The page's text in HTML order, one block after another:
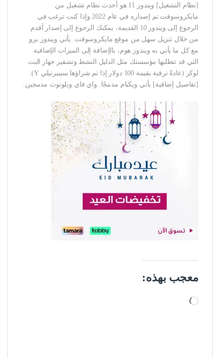
[نظام التشغيل] ويندوز 11 هو أحدث نظام تشغيل من
مايكروسوفت تم إصداره في عام 2022 وإذا كنت ترغب في
الرجوع إلى ويندوز 10 القديمة، يمكنك الرجوع إلى إصدار أقدم
من خلال تنزيل سهل من موقع مايكروسوفت. يأتي ويندوز برو
مع كل ما يأتي به ويندوز هوم، بالإضافة إلى الميزات الإضافية
التي قد تتطلبها مؤسستك مثل الدليل النشط وتشفير جهاز البت
لوكر (عادةً ترقية بقيمة 100 دولار إذا تم شراؤها سيبيرتيلي Y).
[تفاصيل إضافية] يأتي ويكبام مدمجًا. واي فاي وبلوتوث مدمجين.
معجب بهذه:
جاري التحميل…